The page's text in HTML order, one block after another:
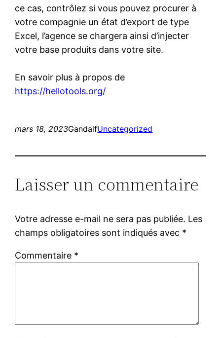
ce cas, contrôlez si vous pouvez procurer à
votre compagnie un état d’export de type
Excel, l’agence se chargera ainsi d’injecter
votre base produits dans votre site.
En savoir plus à propos de
https://hellotools.org/
mars 18, 2023GandalfUncategorized
Laisser un commentaire
Votre adresse e-mail ne sera pas publiée. Les
champs obligatoires sont indiqués avec *
Commentaire *